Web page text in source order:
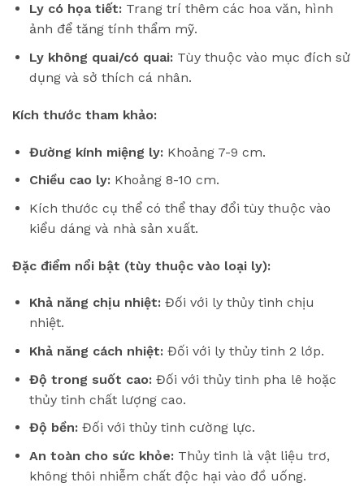
Ly có họa tiết:Trang trí thêm các hoa văn, hình
ảnh để tăng tính thẩm mỹ.
Ly không quai/có quai:Tùy thuộc vào mục đích sử
dụng và sở thích cá nhân.
Kích thước tham khảo:
Đường kính miệng ly:Khoảng 7-9 cm.
Chiều cao ly:Khoảng 8-10 cm.
Kích thước cụ thể có thể thay đổi tùy thuộc vào
kiểu dáng và nhà sản xuất.
Đặc điểm nổi bật (tùy thuộc vào loại ly):
Khả năng chịu nhiệt:Đối với ly thủy tinh chịu
nhiệt.
Khả năng cách nhiệt:Đối với ly thủy tinh 2 lớp.
Độ trong suốt cao:Đối với thủy tinh pha lê hoặc
thủy tinh chất lượng cao.
Độ bền:Đối với thủy tinh cường lực.
An toàn cho sức khỏe:Thủy tinh là vật liệu trơ,
không thôi nhiễm chất độc hại vào đồ uống.